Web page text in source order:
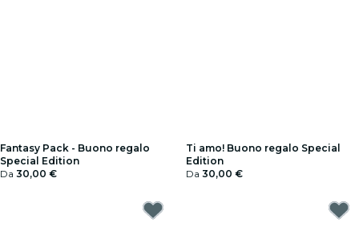
Fantasy Pack - Buono regalo
Special Edition
Da 30,00 €
Ti amo! Buono regalo Special
Edition
Da 30,00 €